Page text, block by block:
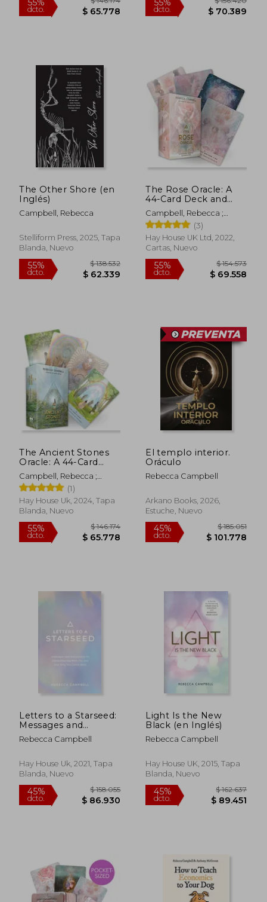
dcto.
55%
dcto. $
The Other Shore (en
Inglés)
Campbell, Rebecca
Stelliform Press, 2025, Tapa
Blanda, Nuevo
The Rose Oracle: A
44-Card Deck and
Guidebook (en
Inglés)
Campbell, Rebecca ;
Katie-Louise (3)
Hay House UK Ltd, 2022,
Cartas, Nuevo
55%
dcto.
The Ancient Stones
Oracle: A 44-Card
Deck and Guidebook
(en Inglés)
Campbell, Rebecca ;
Katie-Louise (1)
Hay House Uk, 2024, Tapa
Blanda, Nuevo
El templo interior.
Oráculo
Rebecca Campbell
Arkano Books, 2026,
Estuche, Nuevo
Letters to a Starseed:
Messages and
Activations for
Remembering who
Came Here (en
Inglés)
Rebecca Campbell
Hay House Uk, 2021, Tapa
Blanda, Nuevo
Light Is the New
Black (en Inglés)
Rebecca Campbell
Hay House UK, 2015, Tapa
Blanda, Nuevo